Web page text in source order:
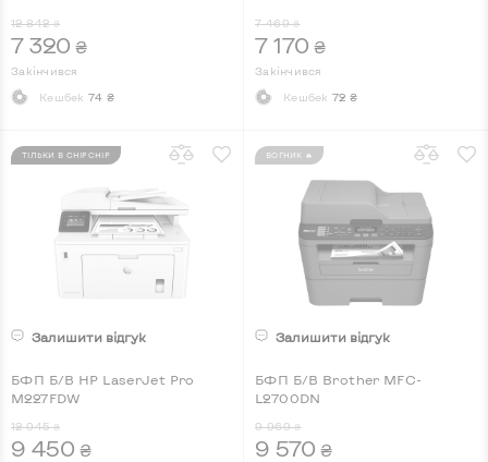
12 842 ₴
7 320 ₴
Закінчився
Кешбек 74 ₴
7 469 ₴
7 170 ₴
Закінчився
Кешбек 72 ₴
ТІЛЬКИ В CHIPCHIP
Залишити відгук
БФП Б/В HP LaserJet Pro
M227FDW
12 945 ₴
9 450 ₴
ВОГНИК 🔥
Залишити відгук
БФП Б/В Brother MFC-
L2700DN
9 969 ₴
9 570 ₴